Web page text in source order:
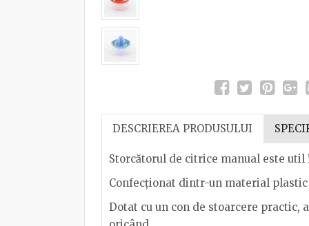
DESCRIEREA PRODUSULUI
Storcătorul de citrice manual este util
Confecționat dintr-un material
Dotat cu un con de stoarcere practic,